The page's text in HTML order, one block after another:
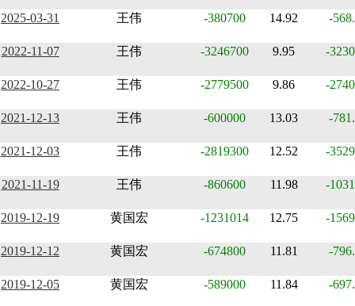
2025-03-31 王伟 -380700 14.92 -
2022-11-07 王伟 -3246700 9.95 -
2022-10-27 王伟 -2779500 9.86 -
2021-12-13 王伟 -600000 13.03 -
2021-12-03 王伟 -2819300 12.52 -
2021-11-19 王伟 -860600 11.98 -
2019-12-19 黄国宏 -1231014 12.75 -
2019-12-12 黄国宏 -674800 11.81 -
2019-12-05 黄国宏 -589000 11.84 -